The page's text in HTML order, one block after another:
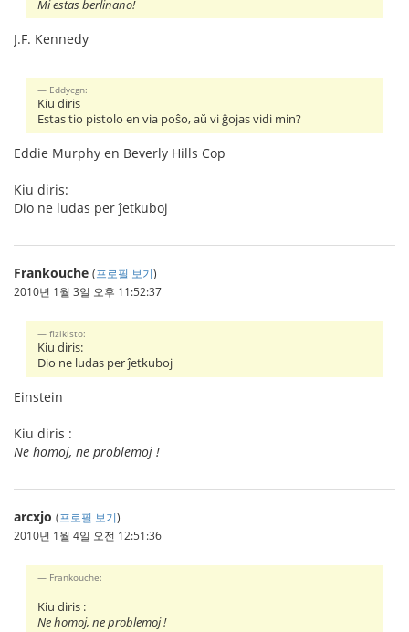
Mi estas berlinano!
J.F. Kennedy
Eddycgn:
Kiu diris
Estas tio pistolo en via poŝo, aŭ vi ĝojas vidi min?
Eddie Murphy en Beverly Hills Cop
Kiu diris:
Dio ne ludas per ĵetkuboj
Frankouche (프로필 보기)
2010년 1월 3일 오후 11:52:37
fizikisto:
Kiu diris:
Dio ne ludas per ĵetkuboj
Einstein
Kiu diris :
Ne homoj, ne problemoj !
arcxjo (프로필 보기)
2010년 1월 4일 오전 12:51:36
Frankouche:
Kiu diris :
Ne homoj, ne problemoj !